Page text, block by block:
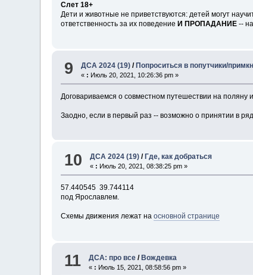
Слет 18+
Дети и животные не приветствуются: детей могут
ответственность за их поведение И ПРОПАДАНИЕ --
9 ДСА 2024 (19) / Попроситься в попутчики/
« : Июль 20, 2021, 10:26:36 pm »
Договариваемся о совместном путешествии на поляну
Заодно, если в первый раз -- возможно о принятии в
10 ДСА 2024 (19) / Где, как добраться
« : Июль 20, 2021, 08:38:25 pm »
57.440545 39.744114
под Ярославлем.
Схемы движения лежат наосновной странице
11 ДСА: про все /Вождевка
« : Июль 15, 2021, 08:58:56 pm »